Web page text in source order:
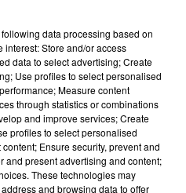
data processing based on
Store and/or access
data to select advertising; Create
Use profiles to select personalised
Measure content
through statistics or combinations
and improve services; Create
profiles to select personalised
Ensure security, prevent and
and present advertising and content;
These technologies may
and browsing data to offer